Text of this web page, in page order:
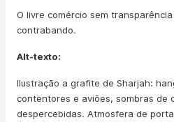
O livre comércio sem
contrabando.
Alt-texto:
Ilustração a grafite de Sharjah:
contentores e aviões, sombras de
despercebidas. Atmosfera de